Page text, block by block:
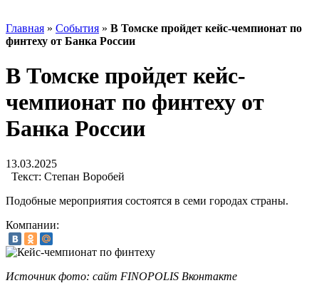
Главная » События » В Томске пройдет кейс-чемпионат по
финтеху от Банка России
В Томске пройдет кейс-
чемпионат по финтеху от
Банка России
13.03.2025
Текст: Степан Воробей
Подобные мероприятия состоятся в семи городах страны.
Компании:
Источник фото: сайт FINOPOLIS Вконтакте